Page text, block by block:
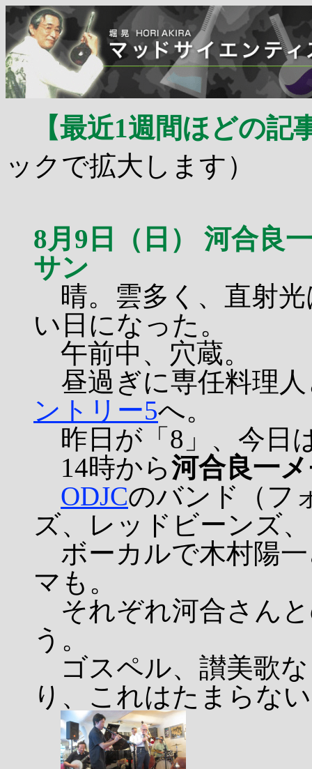
【最近1週間ほどの記
ックで拡大します）
8月9日（日） 河合良
サン
晴。雲多く、直射
い日になった。
午前中、穴蔵。
昼過ぎに専任料理
ントリー5へ。
昨日が「8」、今日
14時から河合良一
ODJCのバンド（フ
ズ、レッドビーンズ
ボーカルで木村陽一
マも。
それぞれ河合さん
う。
ゴスペル、讃美歌
り、これはたまらな